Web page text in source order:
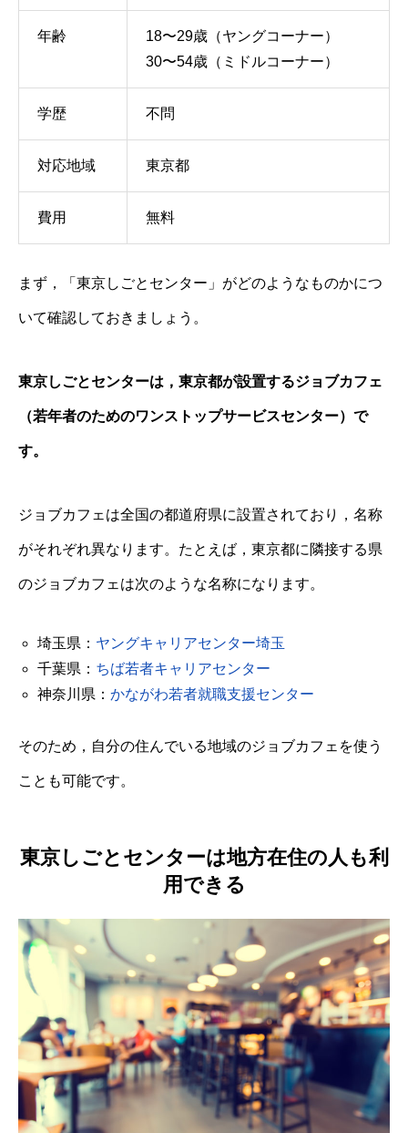
年齢
18〜29歳（ヤングコーナー）
30〜54歳（ミドルコーナー）
学歴 不問
対応地域 東京都
費用 無料
まず，「東京しごとセンター」がどのようなものかにつ
いて確認しておきましょう。
東京しごとセンターは，東京都が設置するジョブカフェ
（若年者のためのワンストップサービスセンター）で
す。
ジョブカフェは全国の都道府県に設置されており，名称
がそれぞれ異なります。たとえば，東京都に隣接する県
のジョブカフェは次のような名称になります。
埼玉県： ヤングキャリアセンター埼玉
千葉県： ちば若者キャリアセンター
神奈川県： かながわ若者就職支援センター
そのため，自分の住んでいる地域のジョブカフェを使う
ことも可能です。
東京しごとセンターは地方在住の人も利
用できる